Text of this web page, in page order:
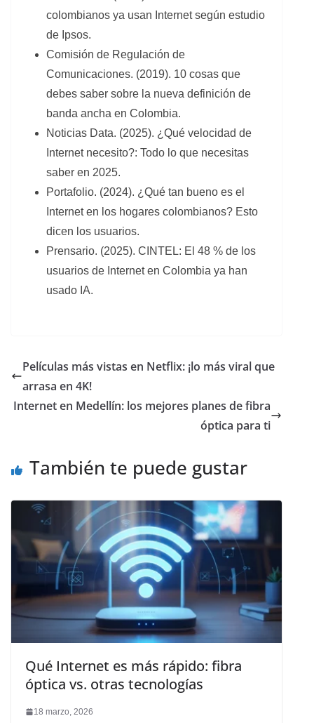
colombianos ya usan Internet según estudio
de Ipsos.
Comisión de Regulación de
Comunicaciones. (2019). 10 cosas que
debes saber sobre la nueva definición de
banda ancha en Colombia.
Noticias Data. (2025). ¿Qué velocidad de
Internet necesito?: Todo lo que necesitas
saber en 2025.
Portafolio. (2024). ¿Qué tan bueno es el
Internet en los hogares colombianos? Esto
dicen los usuarios.
Prensario. (2025). CINTEL: El 48 % de los
usuarios de Internet en Colombia ya han
usado IA.
Películas más vistas en Netflix: ¡lo más viral que
arrasa en 4K!
Internet en Medellín: los mejores planes de fibra
óptica para ti
También te puede gustar
Qué Internet es más rápido: fibra
óptica vs. otras tecnologías
18 marzo, 2026